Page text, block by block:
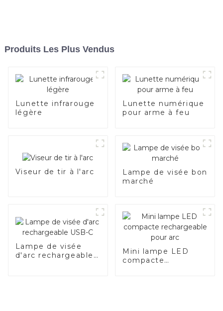
Produits Les Plus Vendus
Lunette infrarouge
légère
Lunette numérique
pour arme à feu
Viseur de tir à l'arc
Lampe de visée bon
marché
Lampe de visée
d'arc rechargeable
Mini lampe LED
compacte